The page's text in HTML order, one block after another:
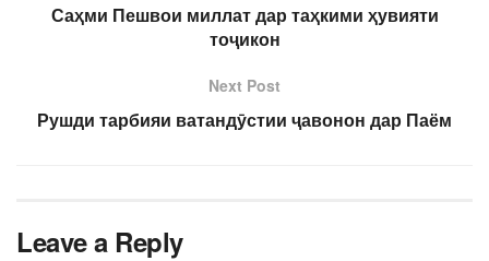
Саҳми Пешвои миллат дар таҳкими ҳувияти
тоҷикон
Next Post
Рушди тарбияи ватандӯстии ҷавонон дар Паём
Leave a Reply